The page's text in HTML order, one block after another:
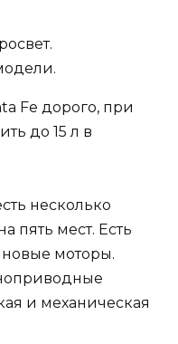
Fe дорого, при
до 15 л в
несколько
пять мест. Есть
моторы.
и механическая